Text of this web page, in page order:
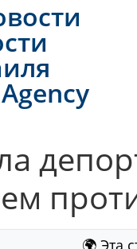
🌍 Эта